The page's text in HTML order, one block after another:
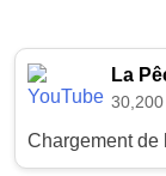
La
Chargement de